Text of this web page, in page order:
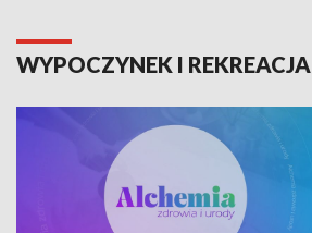
WYPOCZYNEK I REKREACJA